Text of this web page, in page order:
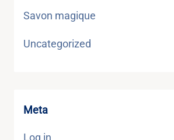
Savon magique
Uncategorized
Meta
Log in